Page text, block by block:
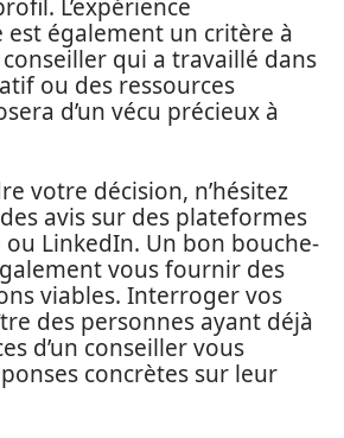
L’expérience
également un critère à
qui a travaillé dans
ou des ressources
d’un vécu précieux à
votre décision, n’hésitez
avis sur des plateformes
LinkedIn. Un bon bouche-
vous fournir des
viables. Interroger vos
des personnes ayant déjà
d’un conseiller vous
concrètes sur leur